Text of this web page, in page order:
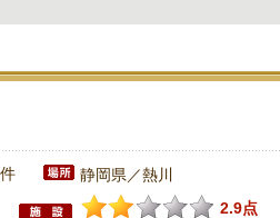
静岡県／熱川
2.9点